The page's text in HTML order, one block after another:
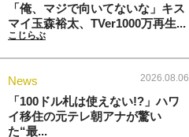
「俺、マジで向いてないな」キス
マイ玉森裕太、TVer1000万再生...
こじらぶ
News 2026.08.06
「100ドル札は使えない!?」ハワ
イ移住の元テレ朝アナが驚い
た“最...